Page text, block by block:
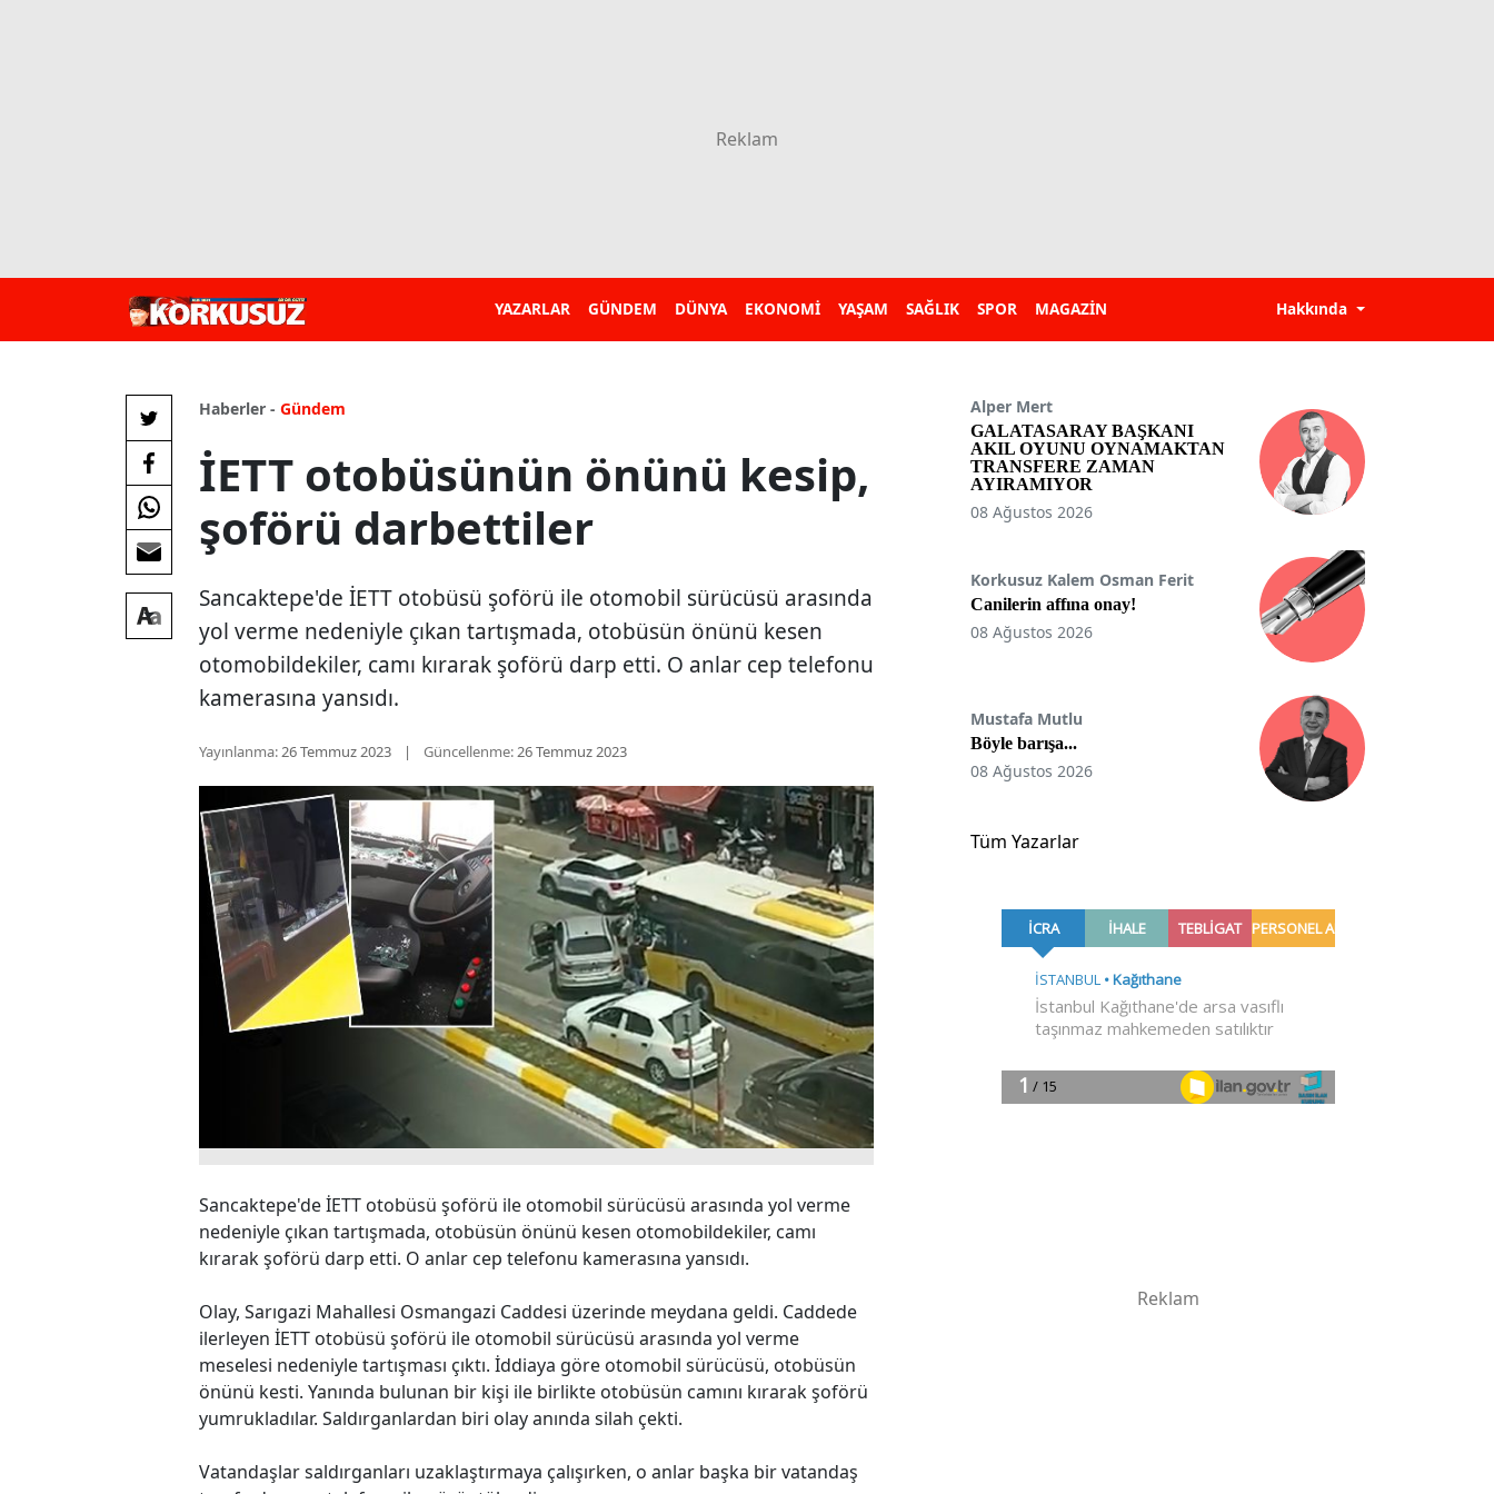
YAZARLAR GÜNDEM DÜNYA EKONOMİ YAŞAM SAĞLIK SPOR MAGAZİN Hakkında
Haberler - Gündem
İETT otobüsünün önünü kesip,
şoförü darbettiler
Sancaktepe'de İETT otobüsü şoförü ile otomobil sürücüsü arasında
yol verme nedeniyle çıkan tartışmada, otobüsün önünü kesen
otomobildekiler, camı kırarak şoförü darp etti. O anlar cep telefonu
kamerasına yansıdı.
Yayınlanma:26 Temmuz 2023 Güncellenme:26 Temmuz 2023
Sancaktepe'de İETT otobüsü şoförü ile otomobil sürücüsü arasında yol verme
nedeniyle çıkan tartışmada, otobüsün önünü kesen otomobildekiler, camı
kırarak şoförü darp etti. O anlar cep telefonu kamerasına yansıdı.
Olay, Sarıgazi Mahallesi Osmangazi Caddesi üzerinde meydana geldi. Caddede
ilerleyen İETT otobüsü şoförü ile otomobil sürücüsü arasında yol verme
meselesi nedeniyle tartışması çıktı. İddiaya göre otomobil sürücüsü, otobüsün
önünü kesti. Yanında bulunan bir kişi ile birlikte otobüsün camını kırarak şoförü
yumrukladılar. Saldırganlardan biri olay anında silah çekti.
Vatandaşlar saldırganları uzaklaştırmaya çalışırken, o anlar başka bir vatandaş
Alper Mert
GALATASARAY BAŞKANI
AKIL OYUNU OYNAMAKTAN
TRANSFERE ZAMAN
AYIRAMIYOR
08 Ağustos 2026
Korkusuz Kalem Osman Ferit
Canilerin affına onay!
08 Ağustos 2026
Mustafa Mutlu
Böyle barışa...
08 Ağustos 2026
Tüm Yazarlar